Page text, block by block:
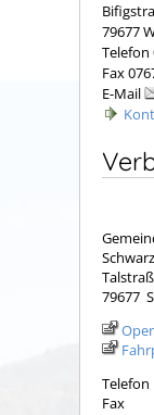
79677
Telefon
Fax
E-Mail
79677
Telefon
Fax